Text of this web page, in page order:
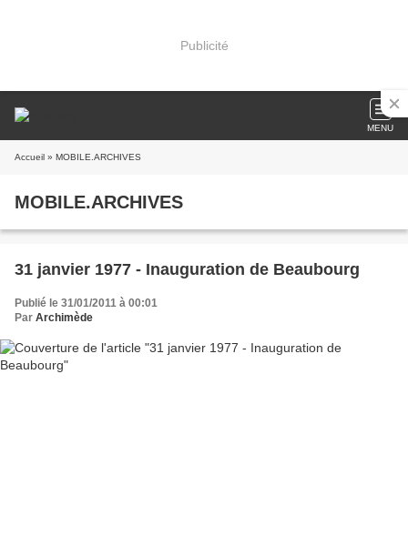
Publicité
MENU
Accueil » MOBILE.ARCHIVES
MOBILE.ARCHIVES
31 janvier 1977 - Inauguration de Beaubourg
Publié le 31/01/2011 à 00:01
Par Archimède